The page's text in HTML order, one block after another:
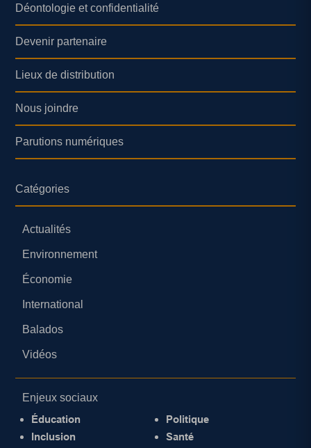
Déontologie et confidentialité
Devenir partenaire
Lieux de distribution
Nous joindre
Parutions numériques
Catégories
Actualités
Environnement
Économie
International
Balados
Vidéos
Enjeux sociaux
Éducation
Inclusion
Politique
Santé